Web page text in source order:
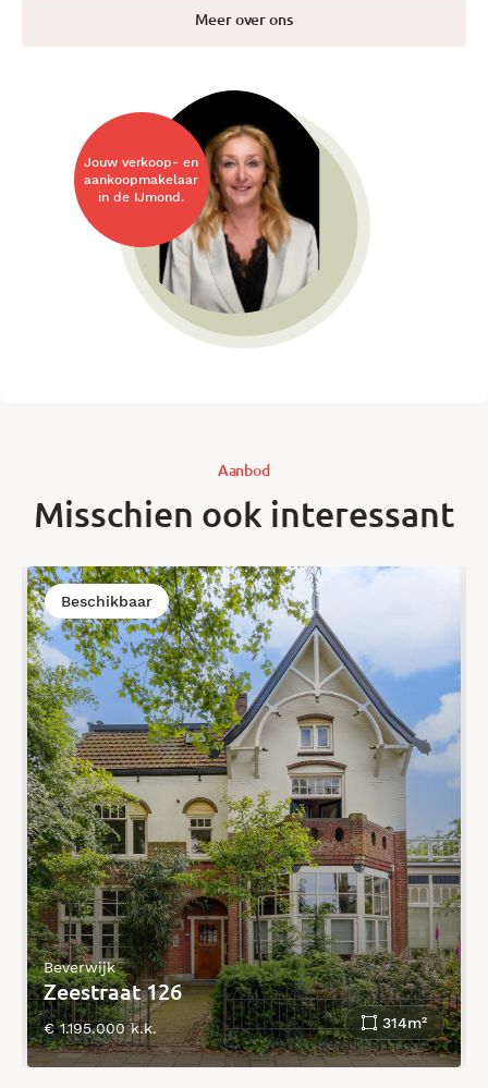
Meer over ons
Jouw verkoop- en
aankoopmakelaar
in de IJmond.
Aanbod
Misschien ook interessant
Beschikbaar
Beverwijk
Zeestraat 126
€ 1.195.000 k.k. 314m²